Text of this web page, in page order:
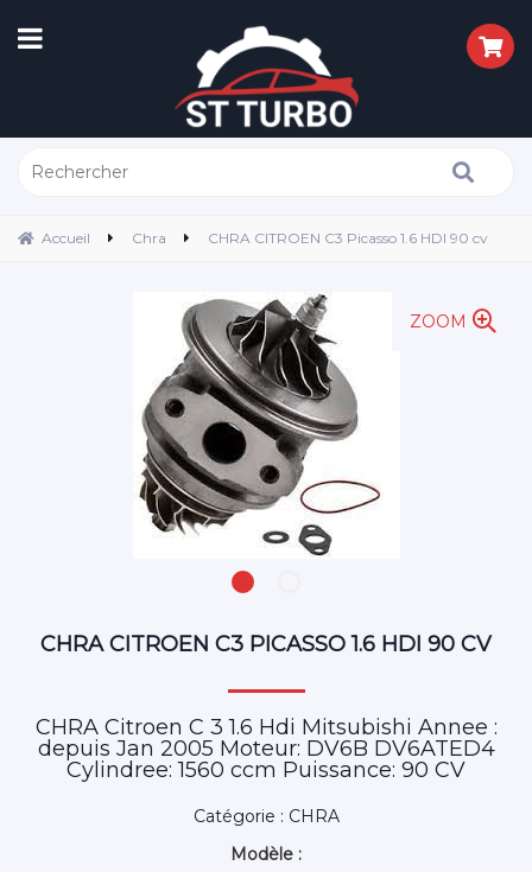
Accueil Chra CHRA CITROEN C3 Picasso 1.6 HDI 90 cv
ZOOM
CHRA CITROEN C3 PICASSO 1.6 HDI 90 CV
CHRA Citroen C 3 1.6 Hdi Mitsubishi Annee :
depuis Jan 2005 Moteur: DV6B DV6ATED4
Cylindree: 1560 ccm Puissance: 90 CV
Catégorie : CHRA
Modèle :